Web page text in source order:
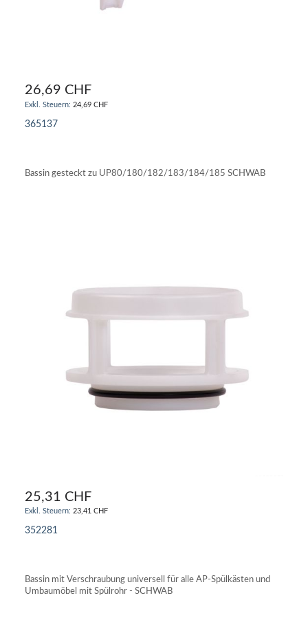
26,69 CHF
24,69 CHF
365137
Bassin gesteckt zu UP80/180/182/183/184/185 SCHWAB
25,31 CHF
23,41 CHF
352281
Bassin mit Verschraubung universell für alle AP-Spülkästen und
Umbaumöbel mit Spülrohr - SCHWAB